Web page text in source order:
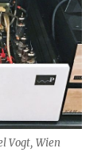
Vogt, Wien